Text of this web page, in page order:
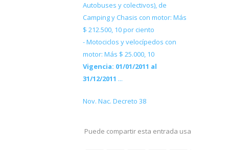
Autobuses y colectivos), de
Camping y Chasis con motor: Más
$ 212.500, 10 por ciento
- Motociclos y velocípedos con
motor: Más $ 25.000, 10
Vigencia: 01/01/2011 al
31/12/2011 ...
Nov. Nac. Decreto 38
Puede compartir esta entrada usando sus